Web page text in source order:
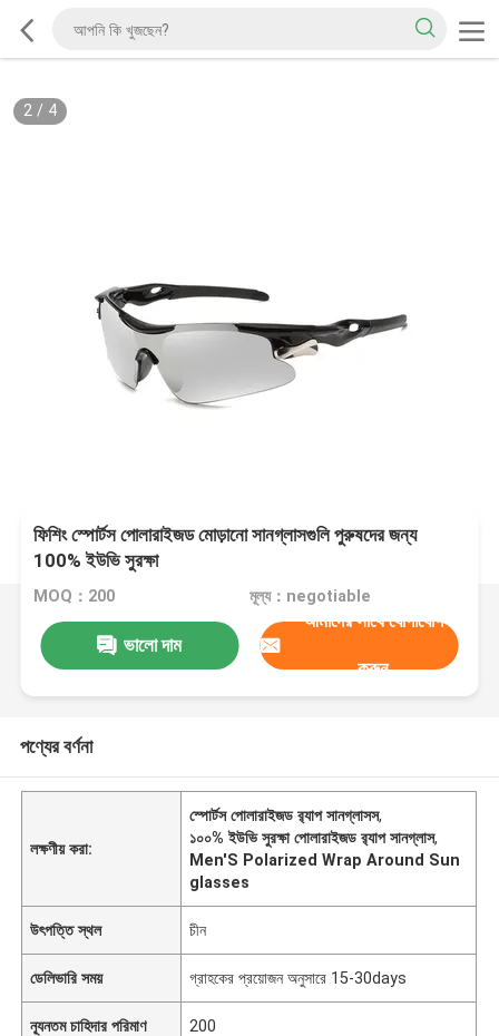
2/ 4
ফিশিং স্পোর্টস পোলারাইজড মোড়ানো সানগ্লাসগুলি পুরুষদের জন্য
100% ইউভি সুরক্ষা
MOQ：200 মূল্য：negotiable
ভালো দাম
আমাদের সাথে যোগাযোগ
করুন
পণ্যের বর্ণনা
লক্ষণীয় করা:
স্পোর্টস পোলারাইজড র‌্যাপ সানগ্লাসস,
১০০% ইউভি সুরক্ষা পোলারাইজড র‌্যাপ সানগ্লাস,
Men'S Polarized Wrap Around Sun
glasses
উৎপত্তি স্থল চীন
ডেলিভারি সময় গ্রাহকের প্রয়োজন অনুসারে 15-30days
ন্যূনতম চাহিদার পরিমাণ 200